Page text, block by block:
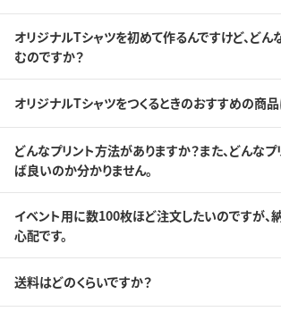
オリジナルTシャツを初めて作るんですけど、ど
むのですか？
オリジナルTシャツをつくるときのおすすめの商
どんなプリント方法がありますか？また、どんな
ば良いのか分かりません。
イベント用に数100枚ほど注文したいのですが、
心配です。
送料はどのくらいですか？